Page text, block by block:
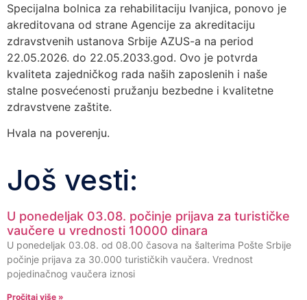
Specijalna bolnica za rehabilitaciju Ivanjica, ponovo je
akreditovana od strane Agencije za akreditaciju
zdravstvenih ustanova Srbije AZUS-a na period
22.05.2026. do 22.05.2033.god. Ovo je potvrda
kvaliteta zajedničkog rada naših zaposlenih i naše
stalne posvećenosti pružanju bezbedne i kvalitetne
zdravstvene zaštite.
Hvala na poverenju.
Još vesti:
U ponedeljak 03.08. počinje prijava za turističke
vaučere u vrednosti 10000 dinara
U ponedeljak 03.08. od 08.00 časova na šalterima Pošte Srbije
počinje prijava za 30.000 turističkih vaučera. Vrednost
pojedinačnog vaučera iznosi
Pročitaj više »